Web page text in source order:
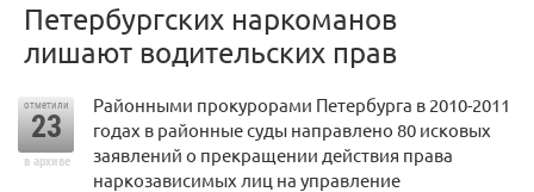
Петербургских наркоманов
лишают водительских прав
отметили
23
в архиве
Районными прокурорами Петербурга в 2010-2011
годах в районные суды направлено 80 исковых
заявлений о прекращении действия права
наркозависимых лиц на управление